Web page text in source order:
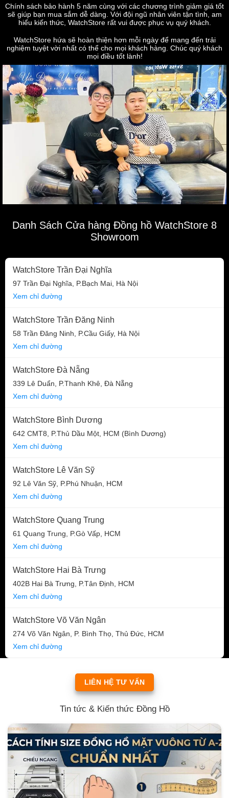
Chính sách bảo hành 5 năm cùng với các chương trình giảm giá tốt
sẽ giúp bạn mua sắm dễ dàng. Với đội ngũ nhân viên tận tình, am
hiểu kiến thức, WatchStore rất vui được phục vụ quý khách.
WatchStore hứa sẽ hoàn thiện hơn mỗi ngày để mang đến trải
nghiệm tuyệt vời nhất có thể cho mọi khách hàng. Chúc quý khách
mọi điều tốt lành!
Danh Sách Cửa hàng Đồng hồ WatchStore 8
Showroom
WatchStore Trần Đại Nghĩa
97 Trần Đại Nghĩa, P.Bạch Mai, Hà Nội
Xem chỉ đường
WatchStore Trần Đăng Ninh
58 Trần Đăng Ninh, P.Cầu Giấy, Hà Nội
Xem chỉ đường
WatchStore Đà Nẵng
339 Lê Duẩn, P.Thanh Khê, Đà Nẵng
Xem chỉ đường
WatchStore Bình Dương
642 CMT8, P.Thủ Dầu Một, HCM (Bình Dương)
Xem chỉ đường
WatchStore Lê Văn Sỹ
92 Lê Văn Sỹ, P.Phú Nhuận, HCM
Xem chỉ đường
WatchStore Quang Trung
61 Quang Trung, P.Gò Vấp, HCM
Xem chỉ đường
WatchStore Hai Bà Trưng
402B Hai Bà Trưng, P.Tân Định, HCM
Xem chỉ đường
WatchStore Võ Văn Ngân
274 Võ Văn Ngân, P. Bình Thọ, Thủ Đức, HCM
Xem chỉ đường
LIÊN HỆ TƯ VẤN
Tin tức & Kiến thức Đồng Hồ